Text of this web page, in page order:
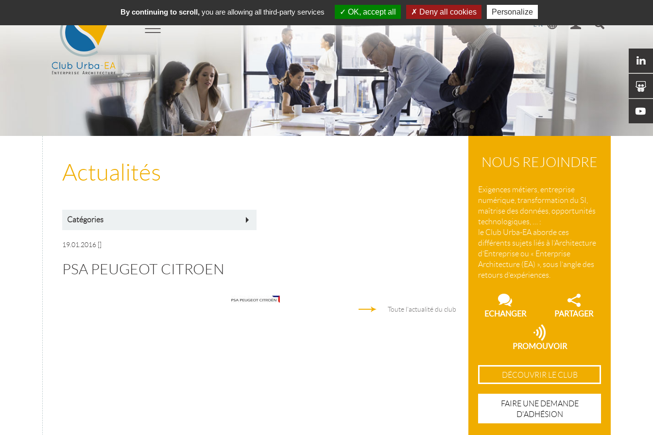
Toggle
navigation
Actualités
Catégories
19.01.2016 []
PSA PEUGEOT CITROEN
Toute l'actualité du club
NOUS REJOINDRE
Exigences métiers, entreprise
numérique, transformation du SI,
maîtrise des données, opportunités
technologiques, … :
le Club Urba-EA aborde ces
différents sujets liés à l’Architecture
d’Entreprise ou « Enterprise
Architecture (EA) », sous l’angle des
retours d’expériences.
ECHANGER PARTAGER
PROMOUVOIR
DÉCOUVRIR LE CLUB
FAIRE UNE DEMANDE
D'ADHÉSION
By continuing to scroll,you are allowing all third-party services OK, accept all Deny all cookies Personalize